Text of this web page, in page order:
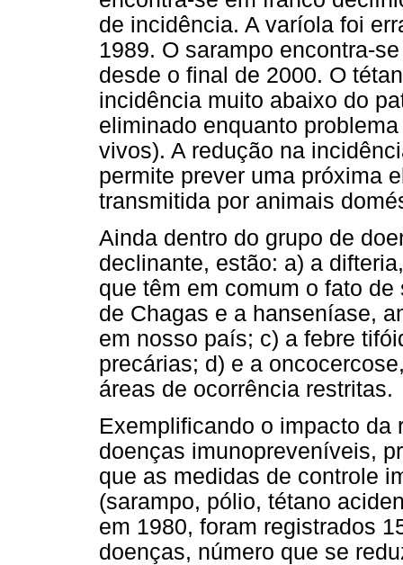
de incidência. A varíola foi
1989. O sarampo encontra-
desde o final de 2000. O
incidência muito abaixo do
eliminado enquanto
vivos). A redução na
permite prever uma próxima
transmitida por animais
Ainda dentro do grupo de
declinante, estão: a) a
que têm em comum o fato
de Chagas e a hanseníase,
em nosso país; c) a febre
precárias; d) e a
áreas de ocorrência restritas.
Exemplificando o impacto da
doenças imunopreveníveis,
que as medidas de controle
(sarampo, pólio, tétano
em 1980, foram registrados
doenças, número que se